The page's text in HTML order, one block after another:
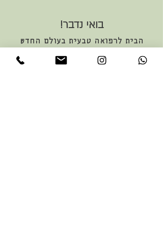
בואי נדבר!
הבית לרפואה טבעית בעולם החדש
מעין רוגק ווסטלר